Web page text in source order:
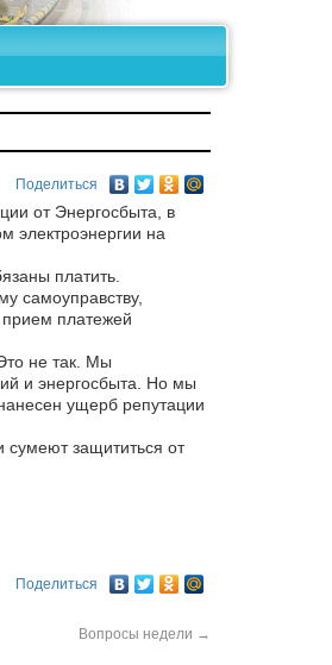
Поделиться
от Энергосбыта, в
электроэнергии на
платить.
самоуправству,
прием платежей
не так. Мы
и энергосбыта. Но мы
ущерб репутации
сумеют защититься от
Поделиться
Вопросы недели →